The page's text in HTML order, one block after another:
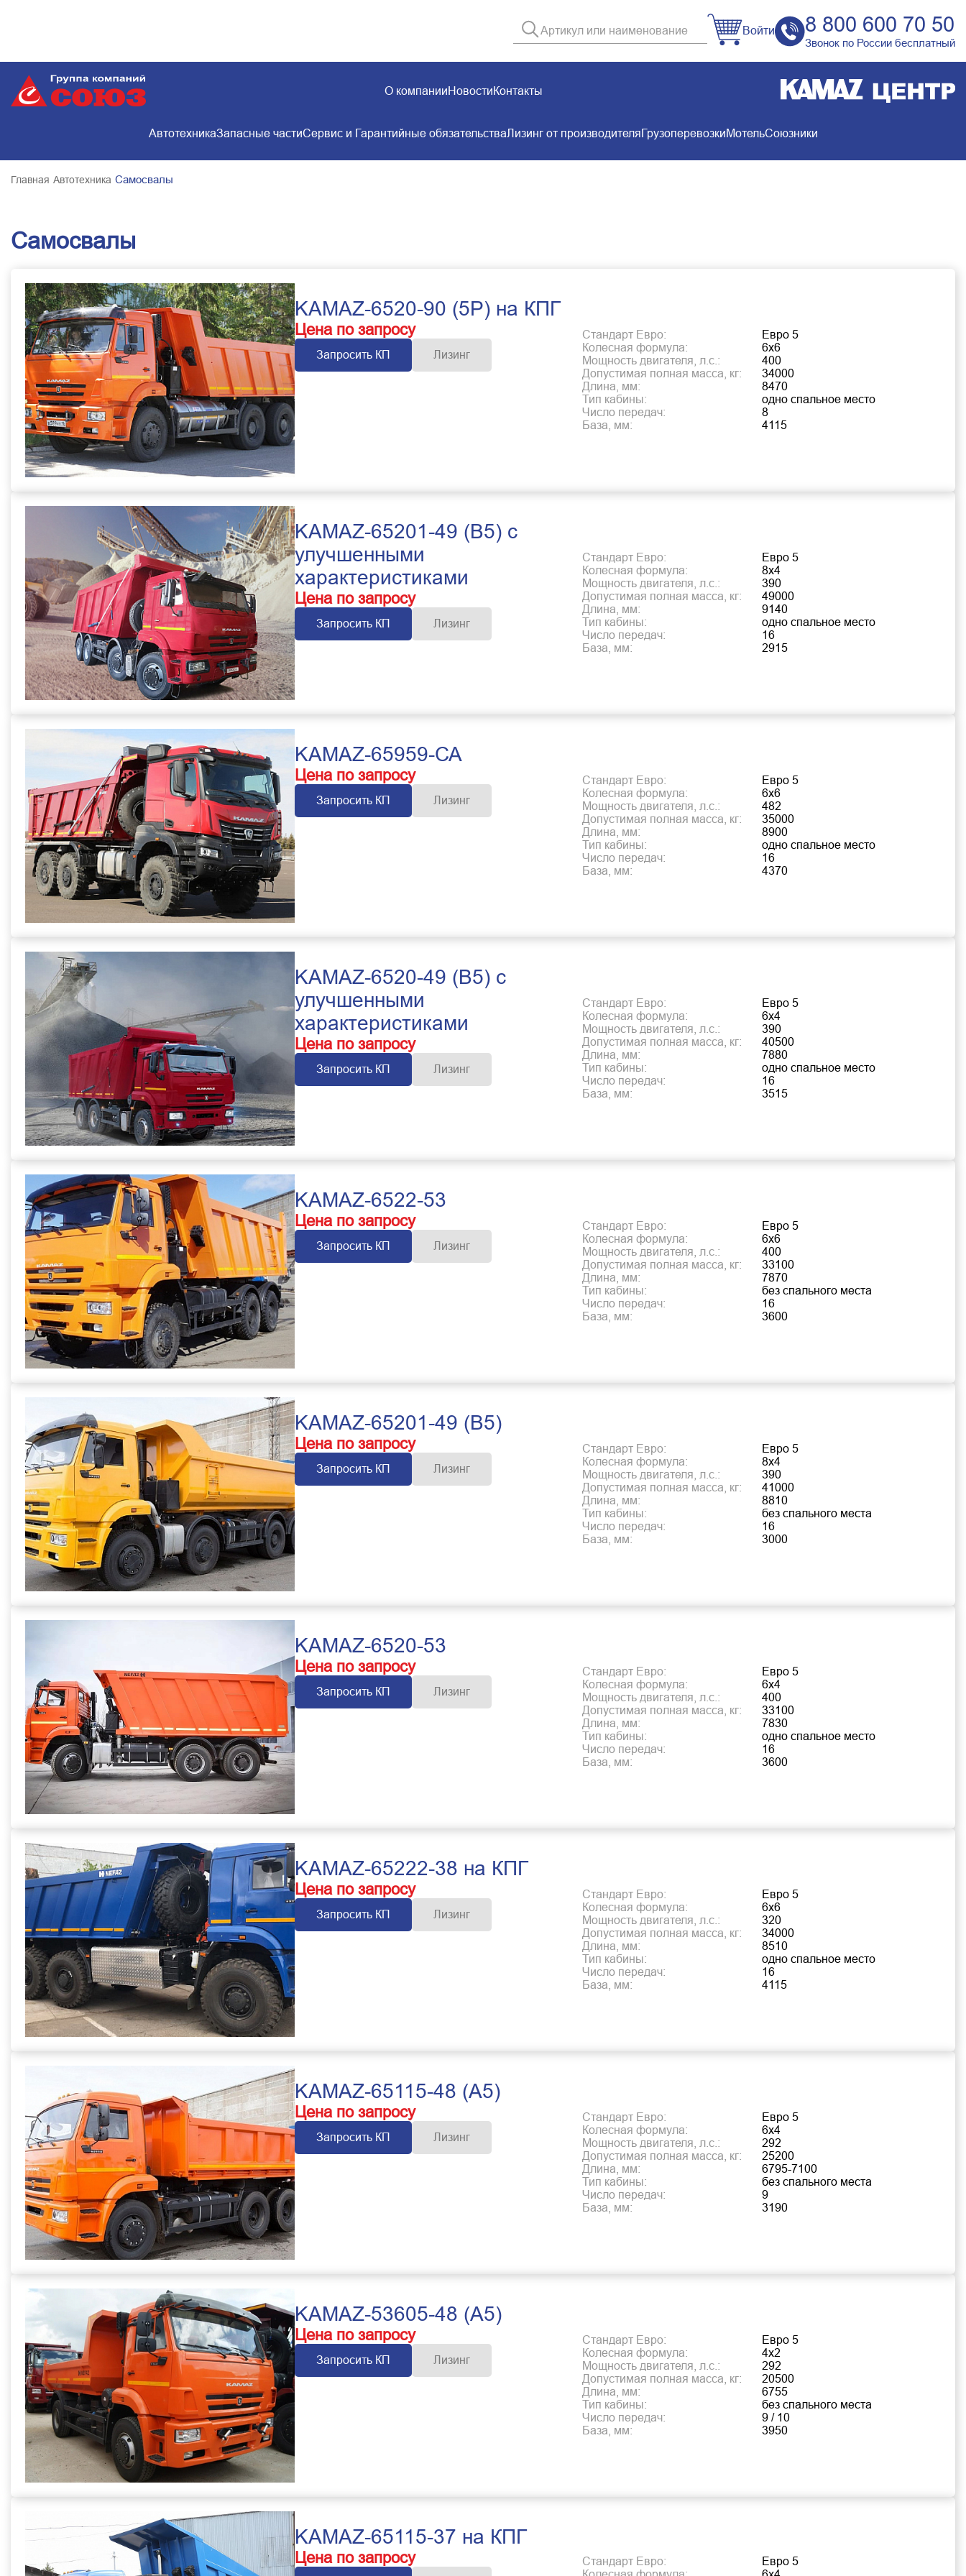
Войти 8 800 600 70 50
Звонок по России бесплатный
О компанииНовостиКонтакты
АвтотехникаЗапасные частиСервис и Гарантийные обязательстваЛизинг от производителяГрузоперевозкиМотельСоюзники
Главная Автотехника Самосвалы
Самосвалы
KAMAZ-6520-90 (5P) на КПГ
Цена по запросу
Запросить КП Лизинг
Стандарт Евро:
Евро 5
Колесная формула:
6х6
Мощность двигателя, л.с.:
400
Допустимая полная масса, кг:
34000
Длина, мм:
8470
Тип кабины:
одно спальное место
Число передач:
8
База, мм:
4115
KAMAZ-65201-49 (B5) с
улучшенными
характеристиками
Цена по запросу
Запросить КП Лизинг
Стандарт Евро:
Евро 5
Колесная формула:
8х4
Мощность двигателя, л.с.:
390
Допустимая полная масса, кг:
49000
Длина, мм:
9140
Тип кабины:
одно спальное место
Число передач:
16
База, мм:
2915
KAMAZ-65959-СА
Цена по запросу
Запросить КП Лизинг
Стандарт Евро:
Евро 5
Колесная формула:
6х6
Мощность двигателя, л.с.:
482
Допустимая полная масса, кг:
35000
Длина, мм:
8900
Тип кабины:
одно спальное место
Число передач:
16
База, мм:
4370
KAMAZ-6520-49 (B5) с
улучшенными
характеристиками
Цена по запросу
Запросить КП Лизинг
Стандарт Евро:
Евро 5
Колесная формула:
6х4
Мощность двигателя, л.с.:
390
Допустимая полная масса, кг:
40500
Длина, мм:
7880
Тип кабины:
одно спальное место
Число передач:
16
База, мм:
3515
KAMAZ-6522-53
Цена по запросу
Запросить КП Лизинг
Стандарт Евро:
Евро 5
Колесная формула:
6х6
Мощность двигателя, л.с.:
400
Допустимая полная масса, кг:
33100
Длина, мм:
7870
Тип кабины:
без спального места
Число передач:
16
База, мм:
3600
KAMAZ-65201-49 (B5)
Цена по запросу
Запросить КП Лизинг
Стандарт Евро:
Евро 5
Колесная формула:
8х4
Мощность двигателя, л.с.:
390
Допустимая полная масса, кг:
41000
Длина, мм:
8810
Тип кабины:
без спального места
Число передач:
16
База, мм:
3000
KAMAZ-6520-53
Цена по запросу
Запросить КП Лизинг
Стандарт Евро:
Евро 5
Колесная формула:
6х4
Мощность двигателя, л.с.:
400
Допустимая полная масса, кг:
33100
Длина, мм:
7830
Тип кабины:
одно спальное место
Число передач:
16
База, мм:
3600
KAMAZ-65222-38 на КПГ
Цена по запросу
Запросить КП Лизинг
Стандарт Евро:
Евро 5
Колесная формула:
6х6
Мощность двигателя, л.с.:
320
Допустимая полная масса, кг:
34000
Длина, мм:
8510
Тип кабины:
одно спальное место
Число передач:
16
База, мм:
4115
KAMAZ-65115-48 (А5)
Цена по запросу
Запросить КП Лизинг
Стандарт Евро:
Евро 5
Колесная формула:
6х4
Мощность двигателя, л.с.:
292
Допустимая полная масса, кг:
25200
Длина, мм:
6795-7100
Тип кабины:
без спального места
Число передач:
9
База, мм:
3190
KAMAZ-53605-48 (А5)
Цена по запросу
Запросить КП Лизинг
Стандарт Евро:
Евро 5
Колесная формула:
4х2
Мощность двигателя, л.с.:
292
Допустимая полная масса, кг:
20500
Длина, мм:
6755
Тип кабины:
без спального места
Число передач:
9 / 10
База, мм:
3950
KAMAZ-65115-37 на КПГ
Цена по запросу Стандарт Евро:
Евро 5